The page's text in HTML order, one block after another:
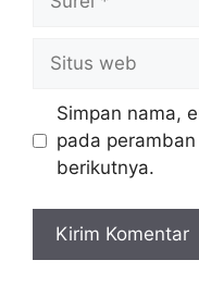
web
Simpan nama,
pada
berikutnya.